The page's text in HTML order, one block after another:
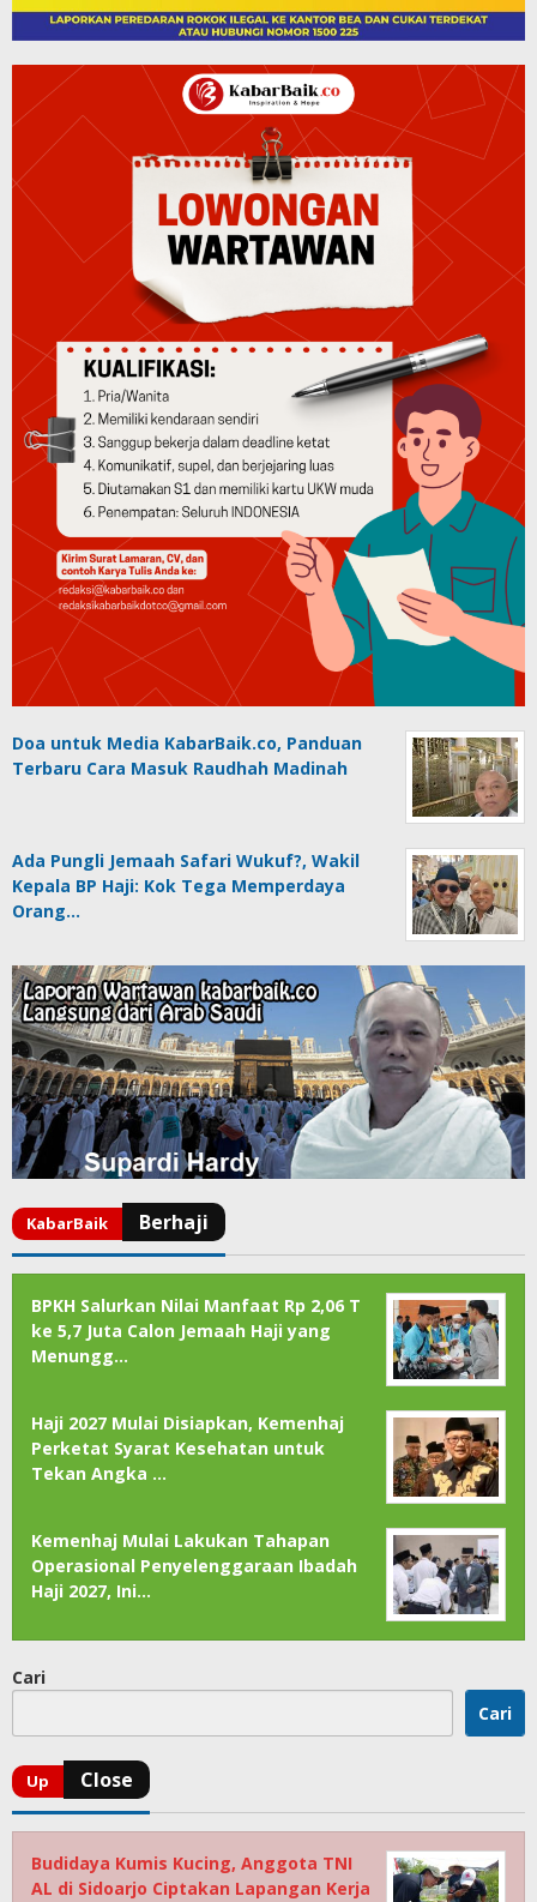
Doa untuk Media KabarBaik.co, Panduan
Terbaru Cara Masuk Raudhah Madinah
Ada Pungli Jemaah Safari Wukuf?, Wakil
Kepala BP Haji: Kok Tega Memperdaya
Orang…
BPKH Salurkan Nilai Manfaat Rp 2,06 T
ke 5,7 Juta Calon Jemaah Haji yang
Menungg…
Haji 2027 Mulai Disiapkan, Kemenhaj
Perketat Syarat Kesehatan untuk
Tekan Angka …
Kemenhaj Mulai Lakukan Tahapan
Operasional Penyelenggaraan Ibadah
Haji 2027, Ini…
Cari
Cari
Budidaya Kumis Kucing, Anggota TNI
AL di Sidoarjo Ciptakan Lapangan Kerja